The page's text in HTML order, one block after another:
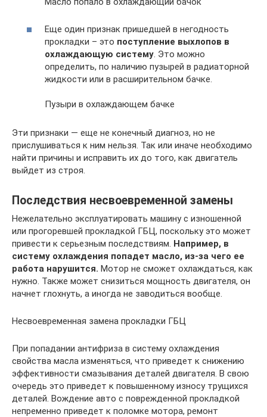
Еще один признак пришедшей в негодность
прокладки – это поступление выхлопов в
охлаждающую систему. Это можно
определить, по наличию пузырей в радиаторной
жидкости или в расширительном бачке.
Пузыри в охлаждающем бачке
Эти признаки — еще не конечный диагноз, но не
прислушиваться к ним нельзя. Так или иначе необходимо
найти причины и исправить их до того, как двигатель
выйдет из строя.
Последствия несвоевременной замены
Нежелательно эксплуатировать машину с изношенной
или прогоревшей прокладкой ГБЦ, поскольку это может
привести к серьезным последствиям. Например, в
систему охлаждения попадет масло, из-за чего ее
работа нарушится. Мотор не сможет охлаждаться, как
нужно. Также может снизиться мощность двигателя, он
начнет глохнуть, а иногда не заводиться вообще.
Несвоевременная замена прокладки ГБЦ
При попадании антифриза в систему охлаждения
свойства масла изменяться, что приведет к снижению
эффективности смазывания деталей двигателя. В свою
очередь это приведет к повышенному износу трущихся
деталей. Вождение авто с поврежденной прокладкой
непременно приведет к поломке мотора, ремонт